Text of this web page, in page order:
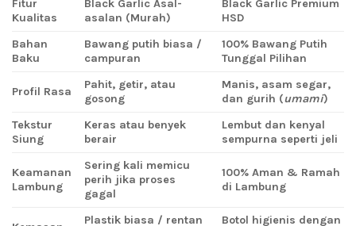
Fitur
Kualitas
Black Garlic Asal-
asalan (Murah)
Black Garlic Premium
HSD
Bahan
Baku
Bawang putih biasa /
campuran
100% Bawang Putih
Tunggal Pilihan
Profil Rasa
Pahit, getir, atau
gosong
Manis, asam segar,
dan gurih (umami)
Tekstur
Siung
Keras atau benyek
berair
Lembut dan kenyal
sempurna seperti jeli
Keamanan
Lambung
Sering kali memicu
perih jika proses
gagal
100% Aman & Ramah
di Lambung
Plastik biasa / rentan Botol higienis dengan